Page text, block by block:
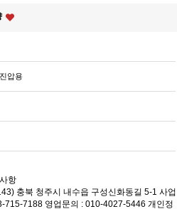
압용
항
충북 청주시 내수읍 구성신화동길 5-1 사업
715-7188 영업문의 : 010-4027-5446 개인정